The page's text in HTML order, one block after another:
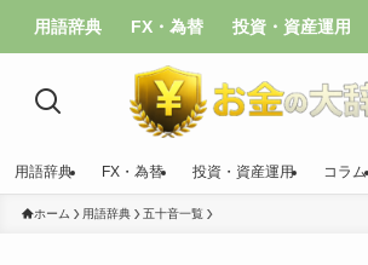
用語辞典 FX・為替 投資・資産運用
用語辞典 FX・為替 投資・資産運用 コラム
ホーム 用語辞典 五十音一覧